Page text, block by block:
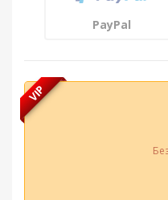
PayPal
VIP